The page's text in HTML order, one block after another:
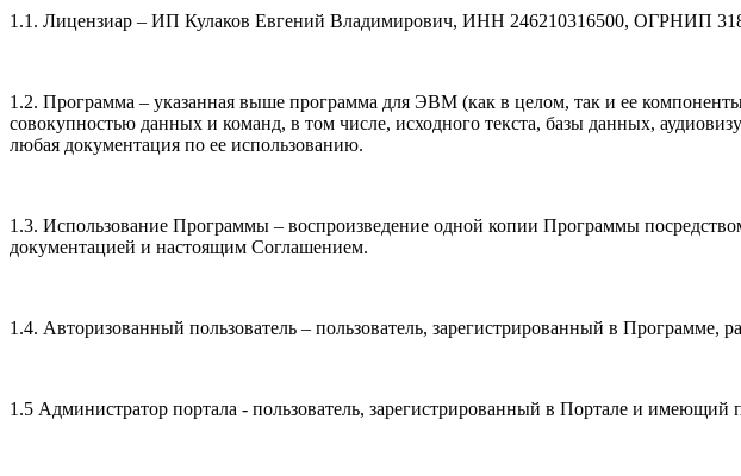
1.1. Лицензиар – ИП Кулаков Евгений Владимирович, ИНН 246210316500, ОГРНИП
1.2. Программа – указанная выше программа для ЭВМ (как в целом, так и ее
совокупностью данных и команд, в том числе, исходного текста, базы данных,
любая документация по ее использованию.
1.3. Использование Программы – воспроизведение одной копии Программы
документацией и настоящим Соглашением.
1.4. Авторизованный пользователь – пользователь, зарегистрированный в
1.5 Администратор портала - пользователь, зарегистрированный в Портале и